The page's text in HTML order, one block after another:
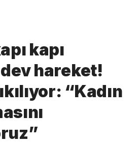
kapı
hareket!
“Kadın